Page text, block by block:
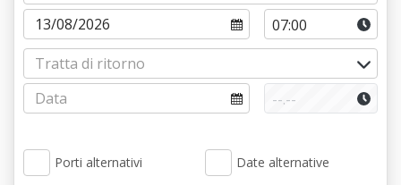
Porti alternativi Date alternative